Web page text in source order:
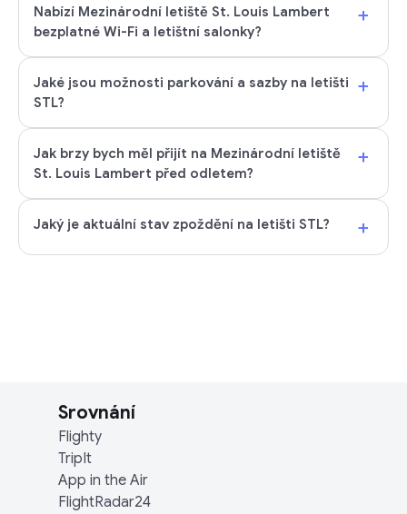
Nabízí Mezinárodní letiště St. Louis Lambert
bezplatné Wi-Fi a letištní salonky?
+
Jaké jsou možnosti parkování a sazby na letišti
STL?
+
Jak brzy bych měl přijít na Mezinárodní letiště
St. Louis Lambert před odletem?
+
Jaký je aktuální stav zpoždění na letišti STL? +
Srovnání
Flighty
TripIt
App in the Air
FlightRadar24